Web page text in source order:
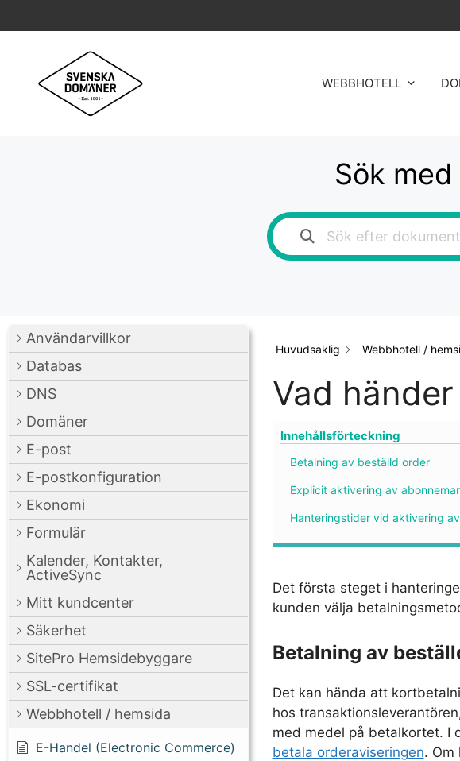
till
WEBBHOTELL
Sök
Användarvillkor
Databas
DNS
Domäner
E-post
E-postkonfiguration
Ekonomi
Formulär
Kalender, Kontakter,
ActiveSync
Mitt kundcenter
Säkerhet
SitePro Hemsidebyggare
SSL-certifikat
Webbhotell / hemsida
E-Handel (Electronic Commerce)
Huvudsaklig Webbhotell /
Vad
Innehållsförteckning
Betalning av beställd order
Explicit aktivering av
Hanteringstider vid aktivering
Det första steget i
kunden välja
Betalning av
Det kan hända att
hos
med medel på betalkortet. I
betala orderaviseringen. Om